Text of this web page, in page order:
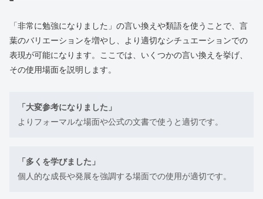
「非常に勉強になりました」の言い換えや類語を使うことで、言
葉のバリエーションを増やし、より適切なシチュエーションでの
表現が可能になります。ここでは、いくつかの言い換えを挙げ、
その使用場面を説明します。
「大変参考になりました」
よりフォーマルな場面や公式の文書で使うと適切です。
「多くを学びました」
個人的な成長や発展を強調する場面での使用が適切です。